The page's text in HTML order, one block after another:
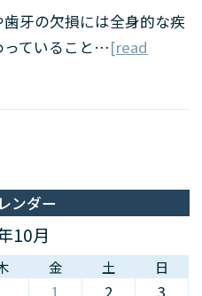
牙の欠損には全身的な疾
っていること…[read
ンダー
10月
金 土 日
1 2
3